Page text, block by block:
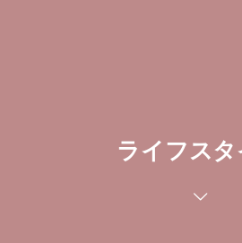
ライフス